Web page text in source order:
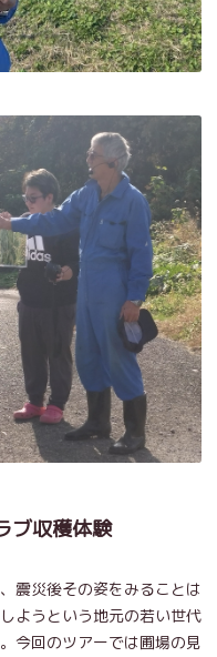
収穫体験
震災後その姿をみることは
ようという地元の若い世代
今回のツアーでは圃場の見